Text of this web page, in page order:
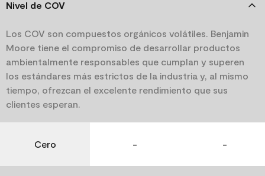
Nivel de COV
Los COV son compuestos orgánicos volátiles. Benjamin
Moore tiene el compromiso de desarrollar productos
ambientalmente responsables que cumplan y superen
los estándares más estrictos de la industria y, al mismo
tiempo, ofrezcan el excelente rendimiento que sus
clientes esperan.
Cero - -